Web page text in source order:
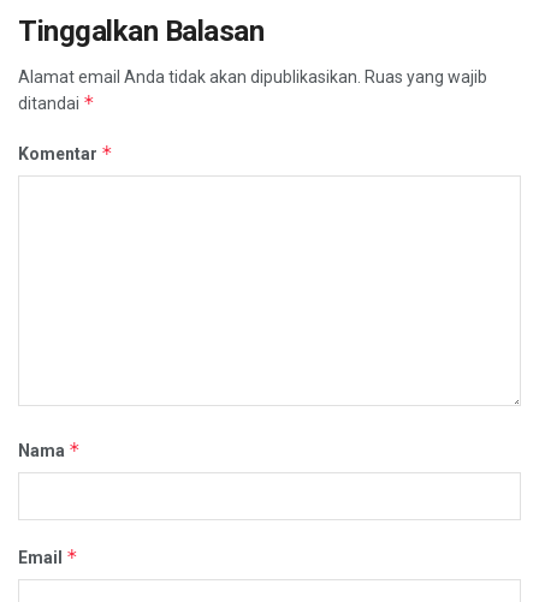
Tinggalkan Balasan
Alamat email Anda tidak akan dipublikasikan. Ruas yang wajib
ditandai *
Komentar *
Nama *
Email *